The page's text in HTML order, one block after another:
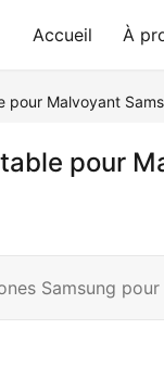
Accueil À
pour Malvoyant
pour
Samsung